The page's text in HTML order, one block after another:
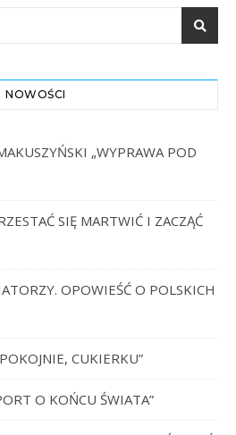
NOWOŚCI
„WYPRAWA POD
SIĘ MARTWIĆ I ZACZĄĆ
OPOWIEŚĆ O POLSKICH
CUKIERKU”
O KOŃCU ŚWIATA”